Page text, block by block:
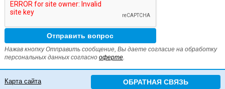
Нажав кнопку Отправить сообщение, Вы даете согласие на обработку
персональных данных согласно оферте.
ОБРАТНАЯ СВЯЗЬ
Карта сайта